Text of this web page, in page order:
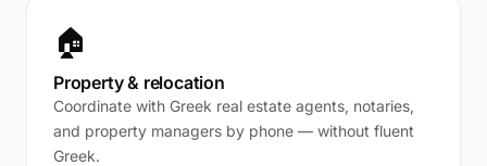
🏠
Property & relocation
Coordinate with Greek real estate agents, notaries,
and property managers by phone — without fluent
Greek.